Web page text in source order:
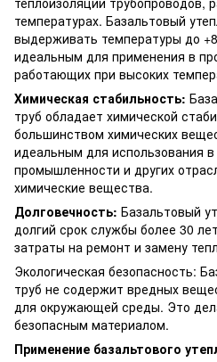
температурах. Базальтовый
выдерживать температуры до
идеальным для применения в
работающих при высоких
Химическая стабильность:
труб обладает химической
большинством химических
идеальным для использования
промышленности и других
химические вещества.
Долговечность: Базальтовый
долгий срок службы более 30
затраты на ремонт и замену
Экологическая безопасность:
труб не содержит вредных
для окружающей среды. Это
безопасным материалом.
Применение базальтового